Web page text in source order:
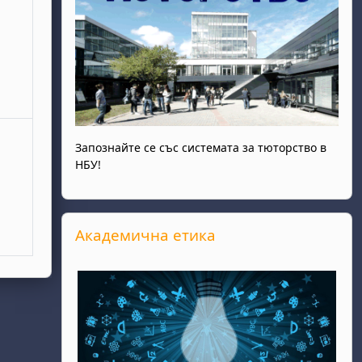
Запознайте се със системата за тюторство в
НБУ!
Прескочи Академична етика
Академична етика